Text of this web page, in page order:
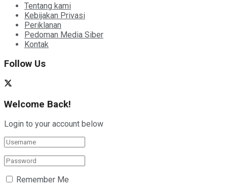
Tentang kami
Kebijakan Privasi
Periklanan
Pedoman Media Siber
Kontak
Follow Us
Welcome Back!
Login to your account below
Remember Me